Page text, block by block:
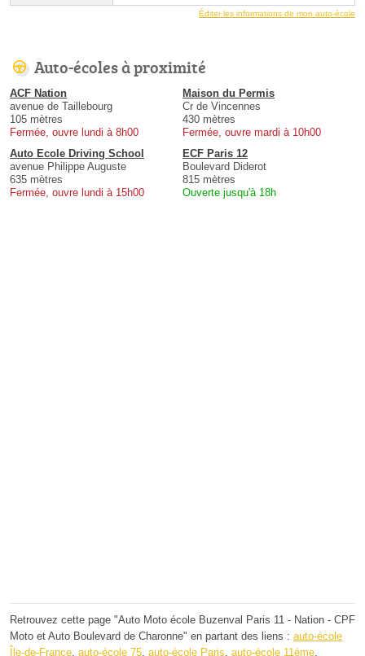
Éditer les informations de mon auto-école
Auto-écoles à proximité
ACF Nation
avenue de Taillebourg
105 mètres
Fermée, ouvre lundi à 8h00
Maison du Permis
Cr de Vincennes
430 mètres
Fermée, ouvre mardi à 10h00
Auto Ecole Driving School
avenue Philippe Auguste
635 mètres
Fermée, ouvre lundi à 15h00
ECF Paris 12
Boulevard Diderot
815 mètres
Ouverte jusqu'à 18h
Retrouvez cette page "Auto Moto école Buzenval Paris 11 - Nation - CPF
Moto et Auto Boulevard de Charonne" en partant des liens : auto-école
Île-de-France, auto-école 75, auto-école Paris, auto-école 11ème.